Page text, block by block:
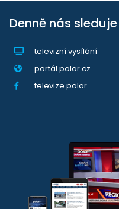
Denně nás sleduje
televizní vysílání
portál polar.cz
televize.polar